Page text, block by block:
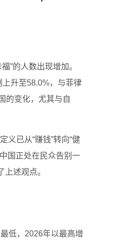
”的人数出现增加。
升至58.0%，与菲律
的变化，尤其与自
义已从“赚钱”转向“健
国正处在民众告别一
述观点。
低，2026年以最高增